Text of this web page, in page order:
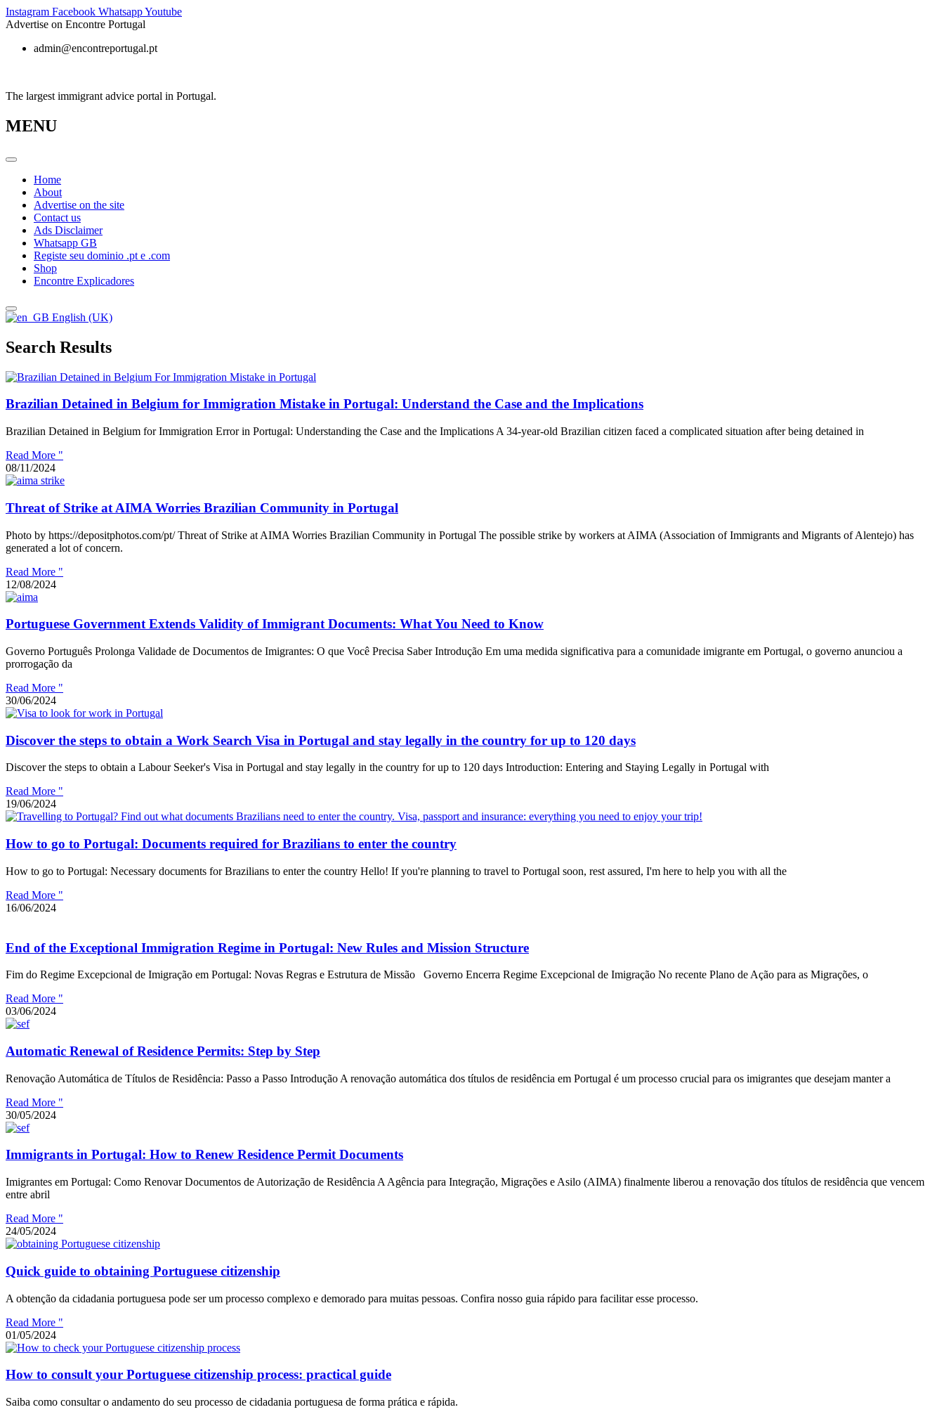
Skip
to
Instagram Facebook WhatsappYoutube
Advertise on Encontre Portugal
admin@encontreportugal.pt
The largest immigrant advice portal in Portugal.
MENU
Home
About
Advertise on the site
Contact us
Ads Disclaimer
Whatsapp GB
Registe seu dominio .pt e .com
Shop
Encontre Explicadores
English (UK)
Search Results
Brazilian Detained in Belgium for Immigration Mistake in Portugal: Understand the Case and the Implications
Brazilian Detained in Belgium for Immigration Error in Portugal: Understanding the Case and the Implications A 34-year-old Brazilian citizen faced a complicated situation after being detained in
Read More "
08/11/2024
Threat of Strike at AIMA Worries Brazilian Community in Portugal
Photo by https://depositphotos.com/pt/ Threat of Strike at AIMA Worries Brazilian Community in Portugal The possible strike by workers at AIMA (Association of Immigrants and Migrants of Alentejo) has
generated a lot of concern.
Read More "
12/08/2024
Portuguese Government Extends Validity of Immigrant Documents: What You Need to Know
Governo Português Prolonga Validade de Documentos de Imigrantes: O que Você Precisa Saber Introdução Em uma medida significativa para a comunidade imigrante em Portugal, o governo anunciou a
prorrogação da
Read More "
30/06/2024
Discover the steps to obtain a Work Search Visa in Portugal and stay legally in the country for up to 120 days
Discover the steps to obtain a Labour Seeker's Visa in Portugal and stay legally in the country for up to 120 days Introduction: Entering and Staying Legally in Portugal with
Read More "
19/06/2024
How to go to Portugal: Documents required for Brazilians to enter the country
How to go to Portugal: Necessary documents for Brazilians to enter the country Hello! If you're planning to travel to Portugal soon, rest assured, I'm here to help you with all the
Read More "
16/06/2024
End of the Exceptional Immigration Regime in Portugal: New Rules and Mission Structure
Fim do Regime Excepcional de Imigração em Portugal: Novas Regras e Estrutura de Missão Governo Encerra Regime Excepcional de Imigração No recente Plano de Ação para as Migrações, o
Read More "
03/06/2024
Automatic Renewal of Residence Permits: Step by Step
Renovação Automática de Títulos de Residência: Passo a Passo Introdução A renovação automática dos títulos de residência em Portugal é um processo crucial para os imigrantes que desejam manter a
Read More "
30/05/2024
Immigrants in Portugal: How to Renew Residence Permit Documents
Imigrantes em Portugal: Como Renovar Documentos de Autorização de Residência A Agência para Integração, Migrações e Asilo (AIMA) finalmente liberou a renovação dos títulos de residência que vencem
entre abril
Read More "
24/05/2024
Quick guide to obtaining Portuguese citizenship
A obtenção da cidadania portuguesa pode ser um processo complexo e demorado para muitas pessoas. Confira nosso guia rápido para facilitar esse processo.
Read More "
01/05/2024
How to consult your Portuguese citizenship process: practical guide
Saiba como consultar o andamento do seu processo de cidadania portuguesa de forma prática e rápida.